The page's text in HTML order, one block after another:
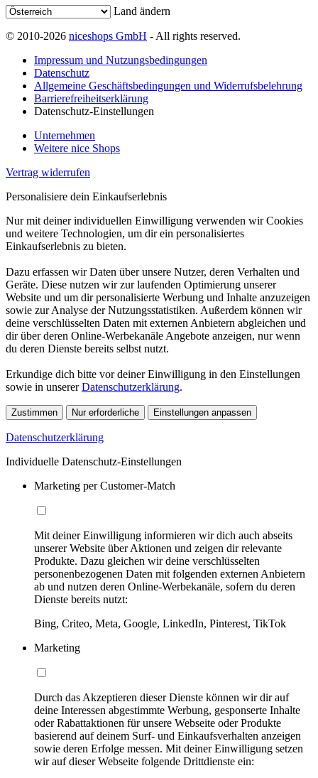
Land ändern
© 2010-2026 niceshops GmbH - All rights reserved.
Impressum und Nutzungsbedingungen
Datenschutz
Allgemeine Geschäftsbedingungen und Widerrufsbelehrung
Barrierefreiheitserklärung
Datenschutz-Einstellungen
Unternehmen
Weitere nice Shops
Vertrag widerrufen
Personalisiere dein Einkaufserlebnis
Nur mit deiner individuellen Einwilligung verwenden wir Cookies
und weitere Technologien, um dir ein personalisiertes
Einkaufserlebnis zu bieten.
Dazu erfassen wir Daten über unsere Nutzer, deren Verhalten und
Geräte. Diese nutzen wir zur laufenden Optimierung unserer
Website und um dir personalisierte Werbung und Inhalte anzuzeigen
sowie zur Analyse der Nutzungsstatistiken. Außerdem können wir
deine verschlüsselten Daten mit externen Anbietern abgleichen und
dir über deren Online-Werbekanäle Angebote anzeigen, nur wenn
du deren Dienste bereits selbst nutzt.
Erkundige dich bitte vor deiner Einwilligung in den Einstellungen
sowie in unsererDatenschutzerklärung.
Zustimmen Nur erforderliche Einstellungen anpassen
Datenschutzerklärung
Individuelle Datenschutz-Einstellungen
Marketing per Customer-Match
Mit deiner Einwilligung informieren wir dich auch abseits
unserer Website über Aktionen und zeigen dir relevante
Produkte. Dazu gleichen wir deine verschlüsselten
personenbezogenen Daten mit folgenden externen Anbietern
ab und nutzen deren Online-Werbekanäle, sofern du deren
Dienste bereits nutzt:
Bing, Criteo, Meta, Google, LinkedIn, Pinterest, TikTok
Marketing
Durch das Akzeptieren dieser Dienste können wir dir auf
deine Interessen abgestimmte Werbung, gesponserte Inhalte
oder Rabattaktionen für unsere Webseite oder Produkte
basierend auf deinem Surf- und Einkaufsverhalten anzeigen
sowie deren Erfolge messen. Mit deiner Einwilligung setzen
wir auf dieser Webseite folgende Drittdienste ein: